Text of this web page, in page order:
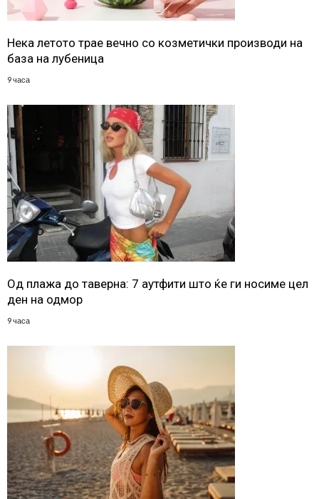
Нека летото трае вечно со козметички производи на
база на лубеница
9 часа
Од плажа до таверна: 7 аутфити што ќе ги носиме цел
ден на одмор
9 часа